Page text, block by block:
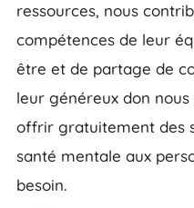
ressources, nous
compétences de leur
être et de partage de
leur généreux don
offrir gratuitement des
santé mentale aux
besoin.